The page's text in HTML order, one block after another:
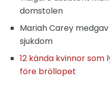
domstolen
Mariah Carey
sjukdom
12 kända kvinnor som
före bröllopet